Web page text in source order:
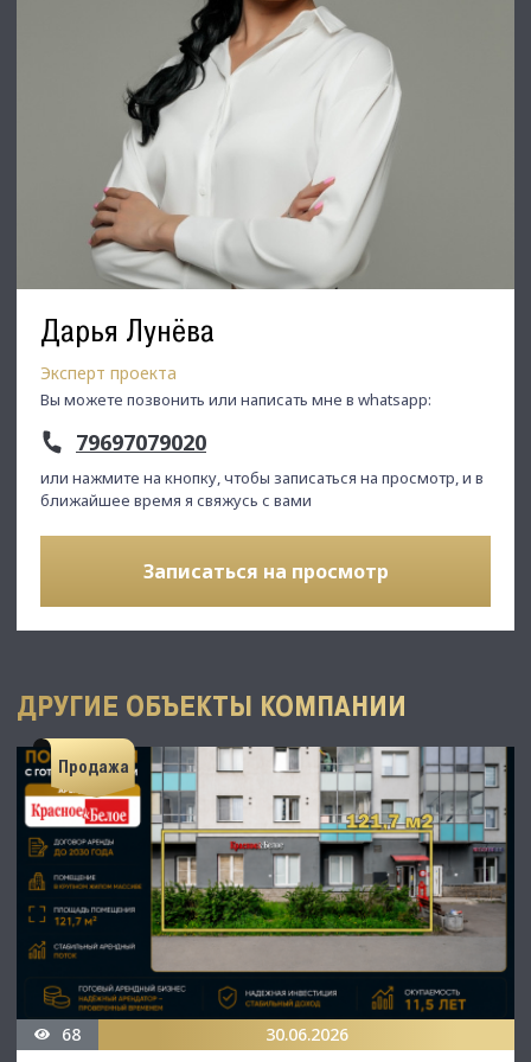
Дарья Лунёва
Эксперт проекта
Вы можете позвонить или написать мне в whatsapp:
79697079020
или нажмите на кнопку, чтобы записаться на просмотр, и в
ближайшее время я свяжусь с вами
Записаться на просмотр
ДРУГИЕ ОБЪЕКТЫ КОМПАНИИ
Продажа
68 30.06.2026